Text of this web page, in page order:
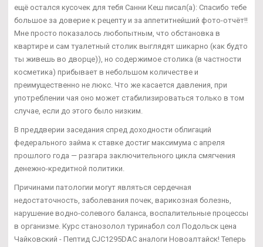
ещё остался кусочек для тебя Санни Кеш писал(а): Спасибо тебе
большое за доверие к рецепту и за аппетитнейший фото-отчёт!!
Мне просто показалось любопытным, что обстановка в
квартире и сам туалетный столик выглядят шикарно (как будто
ты живешь во дворце)), но содержимое столика (в частности
косметика) прибывает в небольшом количестве и
преимущественно не люкс. Что же касается давления, при
употреблении чая оно может стабилизироваться только в том
случае, если до этого было низким.
В преддверии заседания спред доходности облигаций
федерального займа к ставке достиг максимума с апреля
прошлого года — разгара заключительного цикла смягчения
денежно-кредитной политики.
Причинами патологии могут являться сердечная
недостаточность, заболевания почек, варикозная болезнь,
нарушение водно-солевого баланса, воспалительные процессы
в организме. Курс станозолол туринабол сол Подольск цена
Чайковский - Пептид CJC1295DAC аналоги Новоалтайск! Теперь